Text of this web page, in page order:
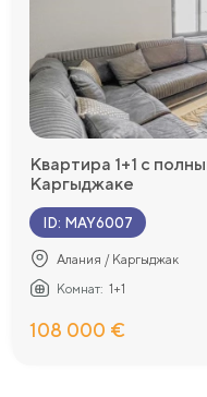
Квартира 1+1 с
Каргыджаке
ID: MAY6007
Алания / Каргыджак
Комнат: 1+1
108 000 €